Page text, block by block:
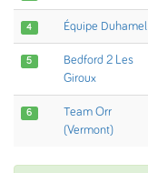
4 Équipe Duhamel
5
Bedford 2 Les
Giroux
6
Team Orr
(Vermont)